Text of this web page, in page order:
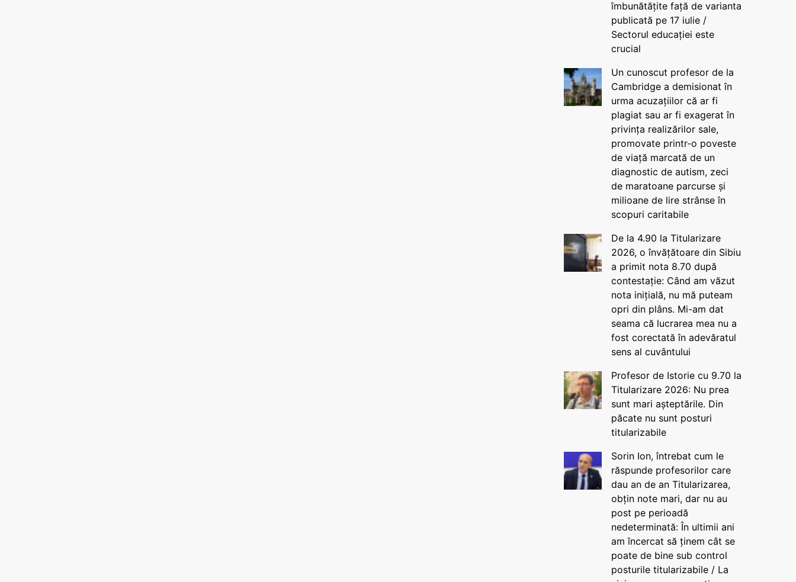
îmbunătățite față de varianta
publicată pe 17 iulie /
Sectorul educației este
crucial
Un cunoscut profesor de la
Cambridge a demisionat în
urma acuzațiilor că ar fi
plagiat sau ar fi exagerat în
privința realizărilor sale,
promovate printr-o poveste
de viață marcată de un
diagnostic de autism, zeci
de maratoane parcurse și
milioane de lire strânse în
scopuri caritabile
De la 4.90 la Titularizare
2026, o învățătoare din Sibiu
a primit nota 8.70 după
contestație: Când am văzut
nota inițială, nu mă puteam
opri din plâns. Mi-am dat
seama că lucrarea mea nu a
fost corectată în adevăratul
sens al cuvântului
Profesor de Istorie cu 9.70 la
Titularizare 2026: Nu prea
sunt mari așteptările. Din
păcate nu sunt posturi
titularizabile
Sorin Ion, întrebat cum le
răspunde profesorilor care
dau an de an Titularizarea,
obțin note mari, dar nu au
post pe perioadă
nedeterminată: În ultimii ani
am încercat să ținem cât se
poate de bine sub control
posturile titularizabile / La